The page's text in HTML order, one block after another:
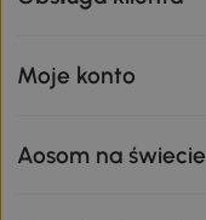
Moje konto
Aosom na świecie